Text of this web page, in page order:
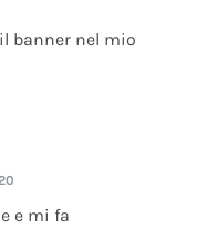
banner nel mio
e mi fa